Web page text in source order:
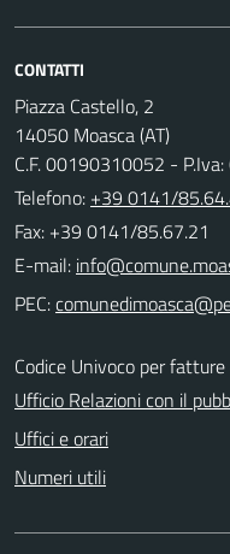
CONTATTI
Piazza Castello, 2
14050 Moasca (AT)
C.F. 00190310052 -
Telefono: +39 0141/
Fax: +39 0141/85.67.21
E-mail:
PEC:
Codice Univoco per
Ufficio Relazioni con il
Uffici e orari
Numeri utili